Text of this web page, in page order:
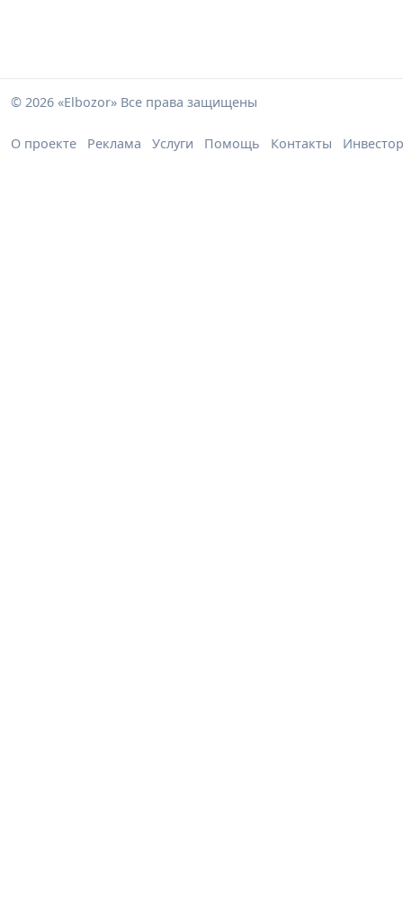
© 2026 «Elbozor» Все права защищены
О проекте Реклама Услуги Помощь Контакты